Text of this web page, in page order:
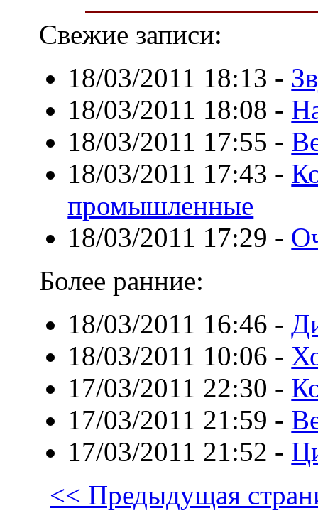
Свежие записи:
18/03/2011 18:13 -
18/03/2011 18:08 -
18/03/2011 17:55 -
18/03/2011 17:43 -
промышленные
18/03/2011 17:29 -
Более ранние:
18/03/2011 16:46 -
18/03/2011 10:06 -
17/03/2011 22:30 -
17/03/2011 21:59 -
17/03/2011 21:52 -
<< Предыдущая